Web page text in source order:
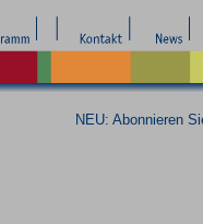
NEU: Abonnieren